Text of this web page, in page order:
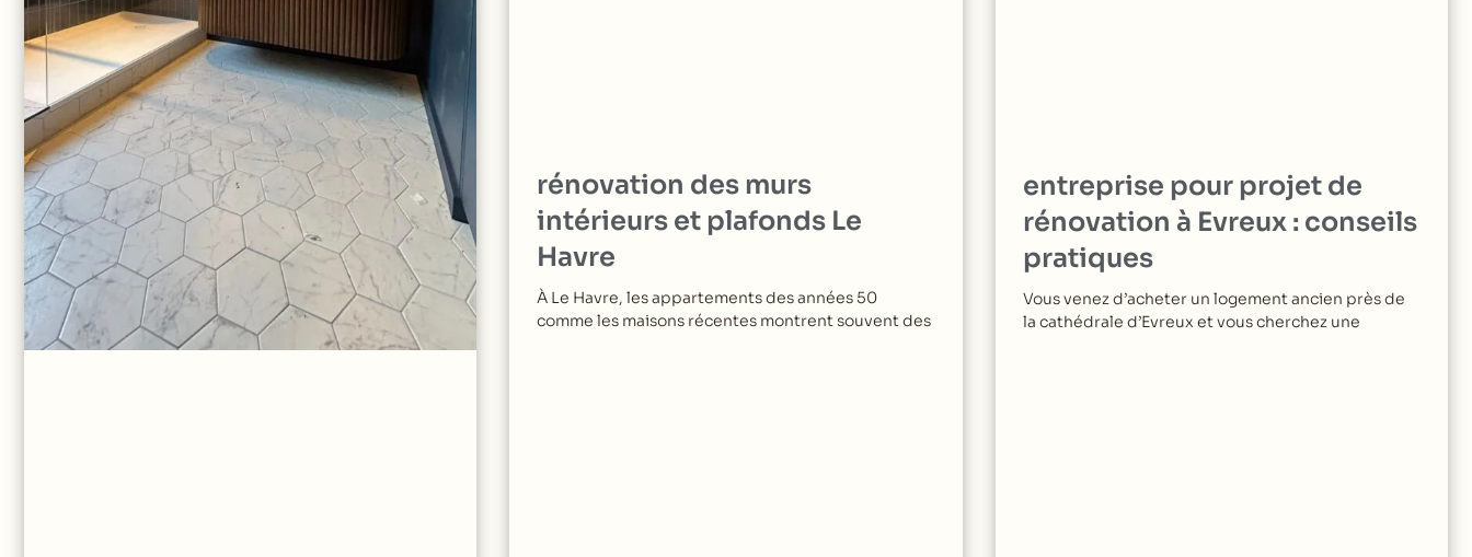
rénovation des murs
intérieurs et plafonds Le
Havre
À Le Havre, les appartements des années 50
comme les maisons récentes montrent souvent des
entreprise pour projet de
rénovation à Evreux : conseils
pratiques
Vous venez d’acheter un logement ancien près de
la cathédrale d’Evreux et vous cherchez une